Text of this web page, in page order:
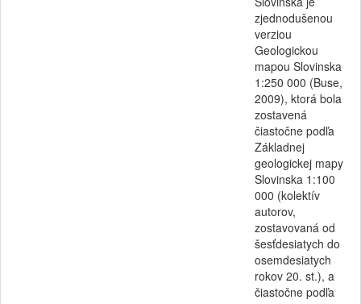
zjednodušenou
verziou
Geologickou
mapou Slovinska
1:250 000 (Buse,
2009), ktorá bola
zostavená
čiastočne podľa
Základnej
geologickej mapy
Slovinska 1:100
000 (kolektív
autorov,
zostavovaná od
šesťdesiatych do
osemdesiatych
rokov 20. st.), a
čiastočne podľa